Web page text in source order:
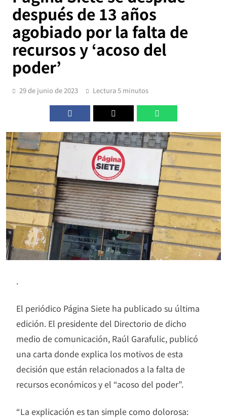
después de 13 años
agobiado por la falta de
recursos y ‘acoso del
poder’
29 de junio de 2023 Lectura 5 minutos
.
El periódico Página Siete ha publicado su última
edición. El presidente del Directorio de dicho
medio de comunicación, Raúl Garafulic, publicó
una carta donde explica los motivos de esta
decisión que están relacionados a la falta de
recursos económicos y el “acoso del poder”.
“La explicación es tan simple como dolorosa: